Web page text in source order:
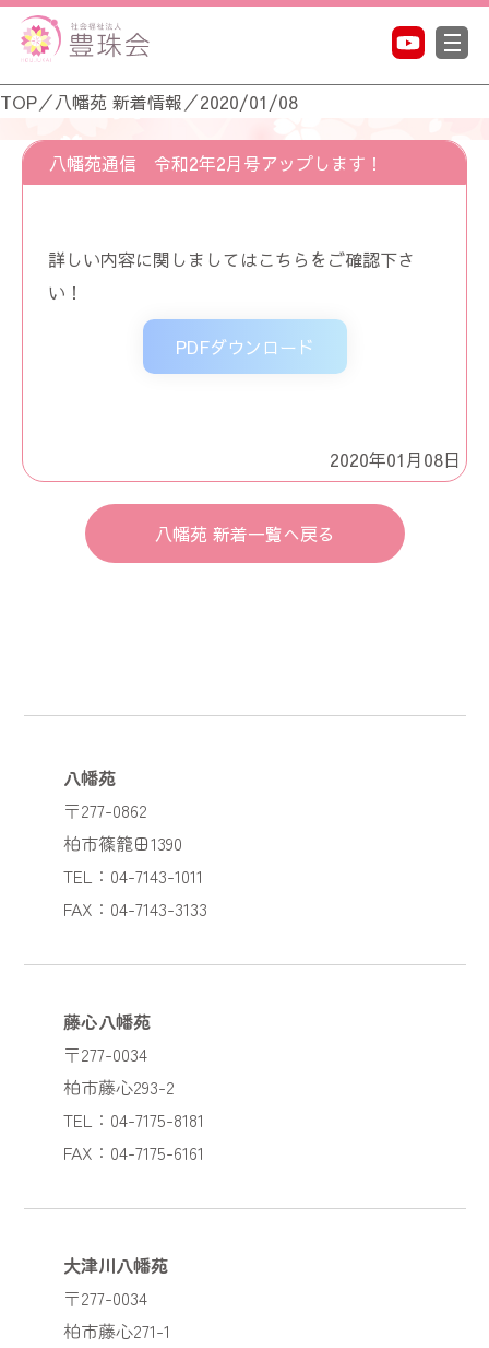
TOP／八幡苑 新着情報／2020/01/08
八幡苑通信 令和2年2月号アップします！
詳しい内容に関しましてはこちら をご確認下さ
い！
PDFダウンロード
2020年01月08日
八幡苑 新着一覧へ戻る
八幡苑
〒277-0862
柏市篠籠田1390
TEL：04-7143-1011
FAX：04-7143-3133
藤心八幡苑
〒277-0034
柏市藤心293-2
TEL：04-7175-8181
FAX：04-7175-6161
大津川八幡苑
〒277-0034
柏市藤心271-1